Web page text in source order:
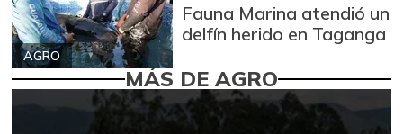
AGRO
Fauna Marina atendió un
delfín herido en Taganga
MÁS DE AGRO